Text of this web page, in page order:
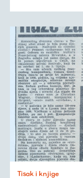
Tisak i knjige